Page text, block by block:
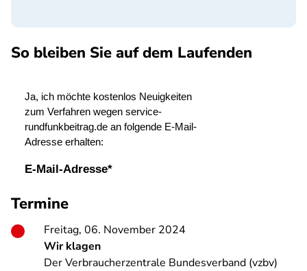
So bleiben Sie auf dem Laufenden
Termine
Freitag, 06. November 2024
Wir klagen
Der Verbraucherzentrale Bundesverband (vzbv)